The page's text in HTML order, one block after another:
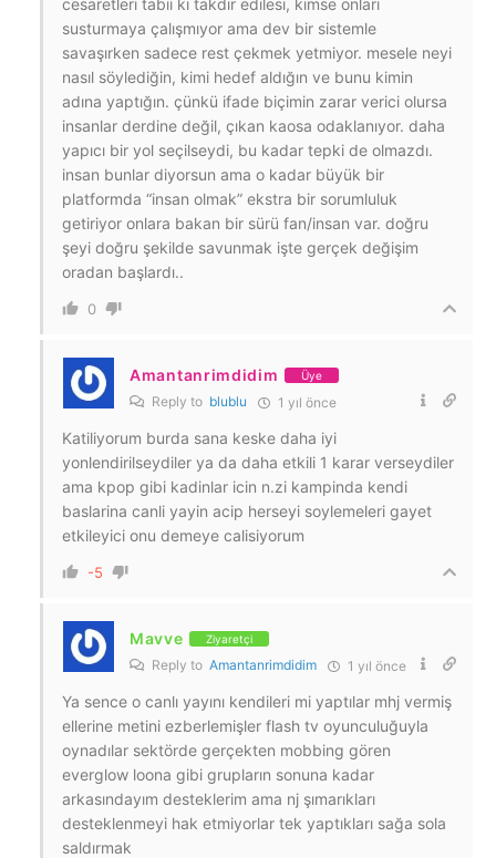
cesaretleri tabii ki takdir edilesi, kimse onları
susturmaya çalışmıyor ama dev bir sistemle
savaşırken sadece rest çekmek yetmiyor. mesele neyi
nasıl söylediğin, kimi hedef aldığın ve bunu kimin
adına yaptığın. çünkü ifade biçimin zarar verici olursa
insanlar derdine değil, çıkan kaosa odaklanıyor. daha
yapıcı bir yol seçilseydi, bu kadar tepki de olmazdı.
insan bunlar diyorsun ama o kadar büyük bir
platformda “insan olmak” ekstra bir sorumluluk
getiriyor onlara bakan bir sürü fan/insan var. doğru
şeyi doğru şekilde savunmak işte gerçek değişim
oradan başlardı..
0
Amantanrimdidim Üye
Reply to blublu 1 yıl önce
Katiliyorum burda sana keske daha iyi
yonlendirilseydiler ya da daha etkili 1 karar verseydiler
ama kpop gibi kadinlar icin n.zi kampinda kendi
baslarina canli yayin acip herseyi soylemeleri gayet
etkileyici onu demeye calisiyorum
-5
Mavve Ziyaretçi
Reply to Amantanrimdidim 1 yıl önce
Ya sence o canlı yayını kendileri mi yaptılar mhj vermiş
ellerine metini ezberlemişler flash tv oyunculuğuyla
oynadılar sektörde gerçekten mobbing gören
everglow loona gibi grupların sonuna kadar
arkasındayım desteklerim ama nj şımarıkları
desteklenmeyi hak etmiyorlar tek yaptıkları sağa sola
saldırmak